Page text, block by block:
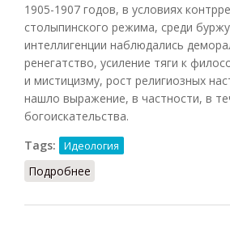
1905-1907 годов, в условиях
столыпинского режима, среди
интеллигенции наблюдались
ренегатство, усиление тяги к
и мистицизму, рост религиозных
нашло выражение, в частности, в
богоискательства.
Tags:
Идеология
Подробнее